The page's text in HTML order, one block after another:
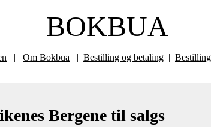
BOKBUA
| Om Bokbua | Bestilling og betaling |
Bergene til salgs